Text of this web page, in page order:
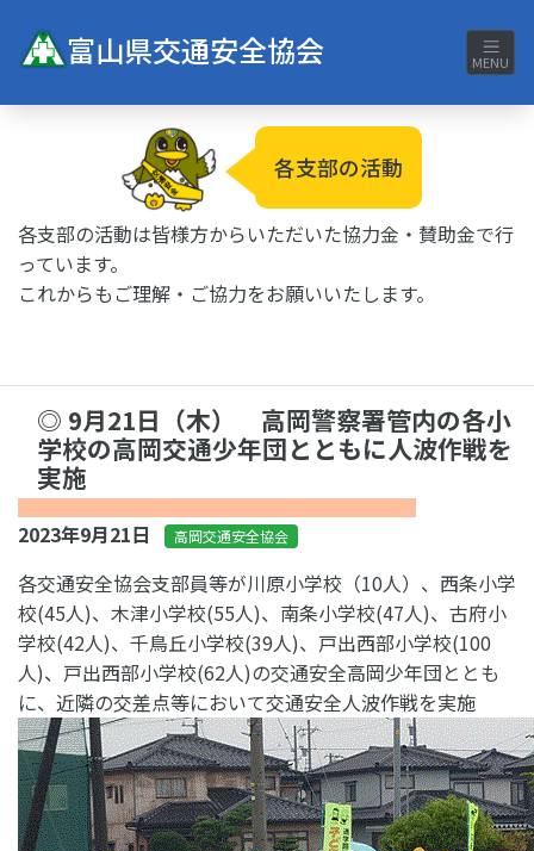
富山県交通安全協会 MENU
各支部の活動
各支部の活動は皆様方からいただいた協力金・賛助金で行
っています。
これからもご理解・ご協力をお願いいたします。
◎ 9月21日（木） 高岡警察署管内の各小
学校の高岡交通少年団とともに人波作戦を
実施
2023年9月21日 高岡交通安全協会
各交通安全協会支部員等が川原小学校（10人）、西条小学
校(45人)、木津小学校(55人)、南条小学校(47人)、古府小
学校(42人)、千鳥丘小学校(39人)、戸出西部小学校(100
人)、戸出西部小学校(62人)の交通安全高岡少年団ととも
に、近隣の交差点等において交通安全人波作戦を実施